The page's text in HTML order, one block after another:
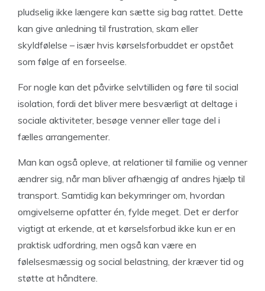
pludselig ikke længere kan sætte sig bag rattet. Dette
kan give anledning til frustration, skam eller
skyldfølelse – især hvis kørselsforbuddet er opstået
som følge af en forseelse.
For nogle kan det påvirke selvtilliden og føre til social
isolation, fordi det bliver mere besværligt at deltage i
sociale aktiviteter, besøge venner eller tage del i
fælles arrangementer.
Man kan også opleve, at relationer til familie og venner
ændrer sig, når man bliver afhængig af andres hjælp til
transport. Samtidig kan bekymringer om, hvordan
omgivelserne opfatter én, fylde meget. Det er derfor
vigtigt at erkende, at et kørselsforbud ikke kun er en
praktisk udfordring, men også kan være en
følelsesmæssig og social belastning, der kræver tid og
støtte at håndtere.